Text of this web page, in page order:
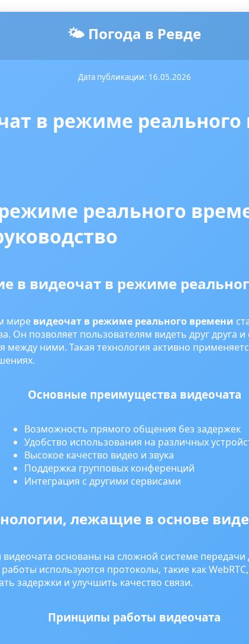
🌤️ Погода в Ревде
Дата публикации: 16.05.2026
в режиме
реального
в видеочат в режиме
мире видеочат в режиме реального времени
Он позволяет пользователям видеть друг друга
между ними. Такая технология активно
Основные преимущества видеочата
Возможность прямого общения без задержек
Удобство использования на различных
Высокое качество видео и звука
Поддержка групповых конференций
Интеграция с другими сервисами
лежащие в основе
основаны на сложной системе
используются протоколы, такие как
задержки и улучшить качество связи.
Принципы работы видеочата